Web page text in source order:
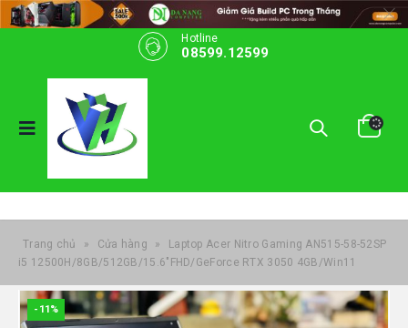
Hotline
08599.12599
Trang chủ » Cửa hàng »
Laptop Acer Nitro Gaming AN515-58-52SP
i5 12500H/8GB/512GB/15.6″FHD/GeForce RTX 3050 4GB/Win11
-11%